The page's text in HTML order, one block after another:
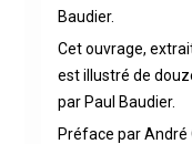
Baudier.
Cet ouvrage,
est illustré de
par Paul Baudier.
Préface par André